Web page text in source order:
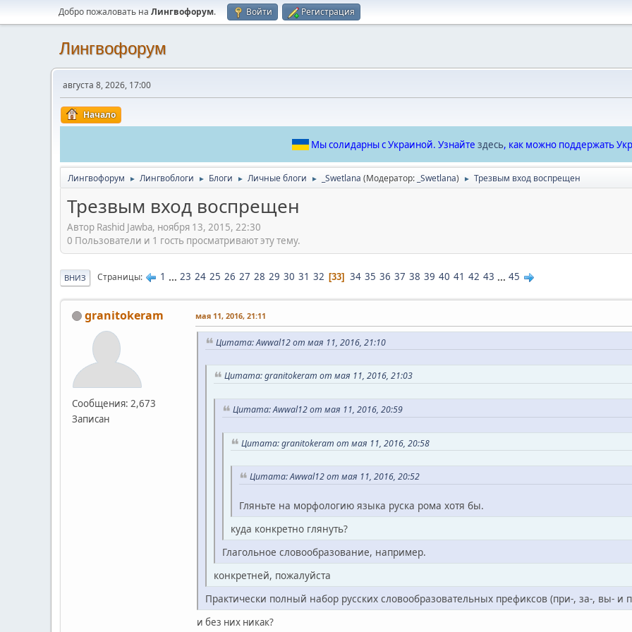
Добро пожаловать на Лингвофорум. Войти Регистрация
Лингвофорум
августа 8, 2026, 17:00
Начало
Мы солидарны с Украиной. Узнайте здесь, как можно поддержать
Лингвофорум ► Лингвоблоги ► Блоги ► Личные блоги ► _Swetlana (Модератор: _Swetlana) ► Трезвым вход воспрещен
Трезвым вход воспрещен
Автор Rashid Jawba, ноября 13, 2015, 22:30
0 Пользователи и 1 гость просматривают эту тему.
ВНИЗ Страницы 1 ... 23 24 25 26 27 28 29 30 31 32 33 34 35 36 37 38 39 40 41 42 43 ... 45
granitokeram
Сообщения: 2,673
Записан
мая 11, 2016, 21:11
Цитата: Awwal12 от мая 11, 2016, 21:10
Цитата: granitokeram от мая 11, 2016, 21:03
Цитата: Awwal12 от мая 11, 2016, 20:59
Цитата: granitokeram от мая 11, 2016, 20:58
Цитата: Awwal12 от мая 11, 2016, 20:52
Гляньте на морфологию языка руска рома хотя бы.
куда конкретно глянуть?
Глагольное словообразование, например.
конкретней, пожалуйста
Практически полный набор русских словообразовательных префиксов (при-, за-, вы- и
и без них никак?